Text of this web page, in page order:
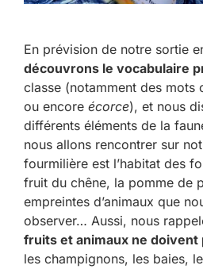
En prévision de notre sortie
découvrons le vocabulaire
classe (notamment des mots
ou encore écorce), et nous
différents éléments de la
nous allons rencontrer sur
fourmilière est l’habitat des
fruit du chêne, la pomme de
empreintes d’animaux que
observer… Aussi, nous
fruits et animaux ne doivent
les champignons, les baies,